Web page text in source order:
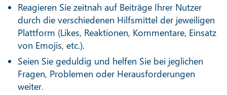
Reagieren Sie zeitnah auf Beiträge Ihrer Nutzer
durch die verschiedenen Hilfsmittel der jeweiligen
Plattform (Likes, Reaktionen, Kommentare, Einsatz
von Emojis, etc.).
Seien Sie geduldig und helfen Sie bei jeglichen
Fragen, Problemen oder Herausforderungen
weiter.